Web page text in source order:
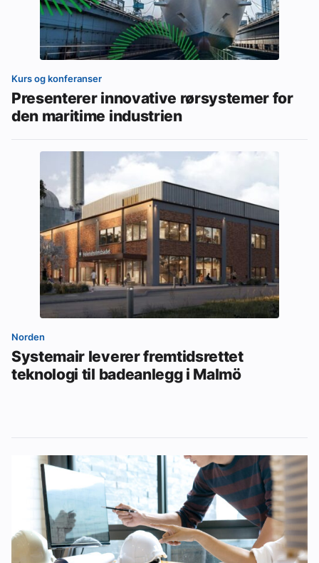
Kurs og konferanser
Presenterer innovative rørsystemer for
den maritime industrien
Norden
Systemair leverer fremtidsrettet
teknologi til badeanlegg i Malmö